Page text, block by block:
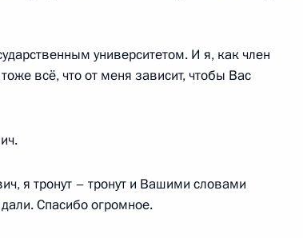
области Игорем
3
паводков
университетом. И я, как член
всё, что от меня зависит, чтобы Вас
я тронут – тронут и Вашими словами
Спасибо огромное.